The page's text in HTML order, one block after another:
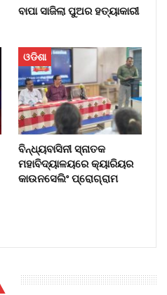
ବାପା ସାଜିଲା ପୁଅର ହତ୍ୟାକାରୀ
ଓଡିଶା
ବିନ୍ଧ୍ୟବାସିନୀ ସ୍ନାତକ
ମହାବିଦ୍ୟାଳୟରେ କ୍ୟାରିୟର
କାଉନସେଲିଂ ପ୍ରୋଗ୍ରାମ